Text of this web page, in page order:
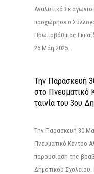
Αναλυτικά Σε
προχώρησε ο
Πρωτοβάθμιας
26 Μάη 2025...
Την Παρασκευή
στο Πνευματικό
ταινία του 3ου
Την Παρασκευή 30
Πνευματικό Κέντρο
παρουσίαση της
Δημοτικού Σχολείου.